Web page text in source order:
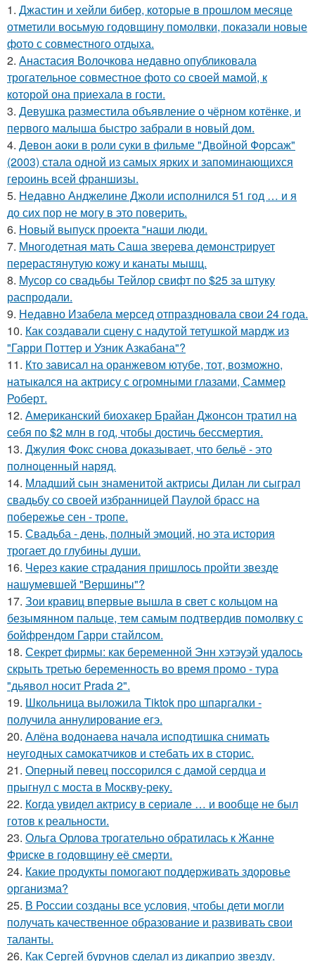
1. Джастин и хейли бибер, которые в прошлом месяце
отметили восьмую годовщину помолвки, показали новые
фото с совместного отдыха.
2. Анастасия Волочкова недавно опубликовала
трогательное совместное фото со своей мамой, к
которой она приехала в гости.
3. Девушка разместила объявление о чёрном котёнке, и
первого малыша быстро забрали в новый дом.
4. Девон аоки в роли суки в фильме "Двойной Форсаж"
(2003) стала одной из самых ярких и запоминающихся
героинь всей франшизы.
5. Недавно Анджелине Джоли исполнился 51 год … и я
до сих пор не могу в это поверить.
6. Новый выпуск проекта "наши люди.
7. Многодетная мать Саша зверева демонстрирует
перерастянутую кожу и канаты мышц.
8. Мусор со свадьбы Тейлор свифт по $25 за штуку
распродали.
9. Недавно Изабела мерсед отпраздновала свои 24 года.
10. Как создавали сцену с надутой тетушкой мардж из
"Гарри Поттер и Узник Азкабана"?
11. Кто зависал на оранжевом ютубе, тот, возможно,
натыкался на актрису с огромными глазами, Саммер
Роберт.
12. Американский биохакер Брайан Джонсон тратил на
себя по $2 млн в год, чтобы достичь бессмертия.
13. Джулия Фокс снова доказывает, что бельё - это
полноценный наряд.
14. Младший сын знаменитой актрисы Дилан ли сыграл
свадьбу со своей избранницей Паулой брасс на
побережье сен - тропе.
15. Свадьба - день, полный эмоций, но эта история
трогает до глубины души.
16. Через какие страдания пришлось пройти звезде
нашумевшей "Вершины"?
17. Зои кравиц впервые вышла в свет с кольцом на
безымянном пальце, тем самым подтвердив помолвку с
бойфрендом Гарри стайлсом.
18. Секрет фирмы: как беременной Энн хэтэуэй удалось
скрыть третью беременность во время промо - тура
"дьявол носит Prada 2".
19. Школьница выложила Tiktok про шпаргалки -
получила аннулирование егэ.
20. Алёна водонаева начала исподтишка снимать
неугодных самокатчиков и стебать их в сторис.
21. Оперный певец поссорился с дамой сердца и
прыгнул с моста в Москву-реку.
22. Когда увидел актрису в сериале … и вообще не был
готов к реальности.
23. Ольга Орлова трогательно обратилась к Жанне
Фриске в годовщину её смерти.
24. Какие продукты помогают поддерживать здоровье
организма?
25. В России созданы все условия, чтобы дети могли
получать качественное образование и развивать свои
таланты.
26. Как Сергей бурунов сделал из дикаприо звезду.